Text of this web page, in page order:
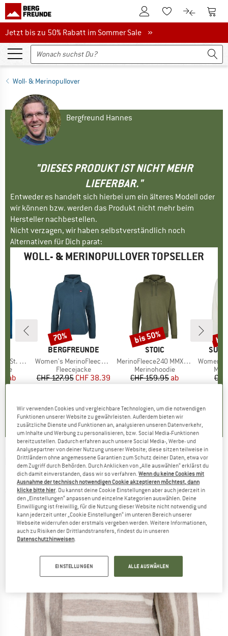
Zum KundenkontoZum Merkzettel.
Zum Zum
Jetzt bis zu 50% Rabatt im Sommer Sale
Jetzt bis zu 50% Rabatt im Sommer Sale »
Woll- & Merinopullover
Bergfreund Hannes
"DIESES PRODUKT IST NICHT MEHR
LIEFERBAR."
Entweder es handelt sich hierbei um ein älteres Modell oder
wir können bzw. werden das Produkt nicht mehr beim
Hersteller nachbestellen.
Nicht verzagen, wir haben selbstverständlich noch
Alternativen für Dich parat:
WOLL- & MERINOPULLOVER TOPSELLER
w. Hood
Preis
ab
)
MARKE
BERGFREUNDE
Artikel
Women's MerinoFleece NeuffenBF. Zip Hoody
Produktgruppe
Fleecejacke
Preis
CHF 127.95reduzierter Preis
CHF 38.39
4.0 )
Rabatt
70%
MARKE
STOIC
Artikel
MerinoFleece240 MMXX.Persberg Hoody
Produktgruppe
Merinohoodie
Preis
CHF 159.95reduzierter Preis
ab
5.0(7)
Rabatt
bis 50%
Artikel
Women's
IVANHOE OF SWEDEN -Women's GY Bystad -
Longsleeve
(0)
Wir verwenden Cookies und vergleichbare Technologien, um die notwendigen
Funktionen unserer Website zu gewährleisten. Außerdem bieten wir
zusätzliche Dienste und Funktionen an, analysieren unseren Datenverkehr,
um Inhalte und Werbung zu personalisieren, bzw. Social Media-Funktionen
bereitzustellen. Dadurch erfahren auch unsere Social Media-, Werbe- und
Analysepartner von deiner Nutzung unserer Website; diese sitzen teilweise in
Drittländern ohne angemessene Garantien zum Schutz deiner Daten, etwa vor
dem Zugriff durch Behörden. Durch Anklicken von „Alle auswählen“ erklärst du
dich damit einverstanden, dass wir so verfahren.Wenn du keine Cookies mit
Ausnahme der technisch notwendigen Cookie akzeptieren möchtest, dann
klicke bitte hier . Du kannst deine Cookie Einstellungen aber auch jederzeit in
den „Einstellungen“ anpassen und einzelne Kategorien auswählen. Deine
Einwilligung ist freiwillig, für die Nutzung dieser Website nicht notwendig und
kann jederzeit unter „Cookie Einstellungen“ im unteren Bereich unserer
Webseite widerrufen oder erstmals vergeben werden. Weitere Informationen,
auch zu Risiken der Drittlandstransfers, findest du in unseren
Datenschutzhinweisen
EINSTELLUNGEN ALLE AUSWÄHLEN